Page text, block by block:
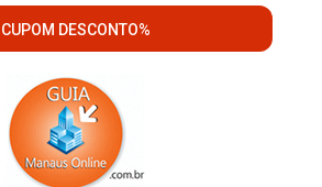
CUPOM DESCONTO%